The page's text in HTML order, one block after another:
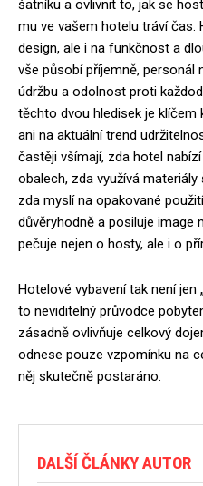
šatníku a ovlivnit to, jak se
mu ve vašem hotelu tráví čas.
design, ale i na funkčnost a
vše působí příjemně, personál
údržbu a odolnost proti
těchto dvou hledisek je
ani na aktuální trend
častěji všímají, zda hotel
obalech, zda využívá
zda myslí na opakované
důvěryhodně a posiluje image
pečuje nejen o hosty, ale i o
Hotelové vybavení tak není jen
to neviditelný průvodce
zásadně ovlivňuje celkový
odnese pouze vzpomínku na
něj skutečně postaráno.
DALŠÍ ČLÁNKY AUTOR